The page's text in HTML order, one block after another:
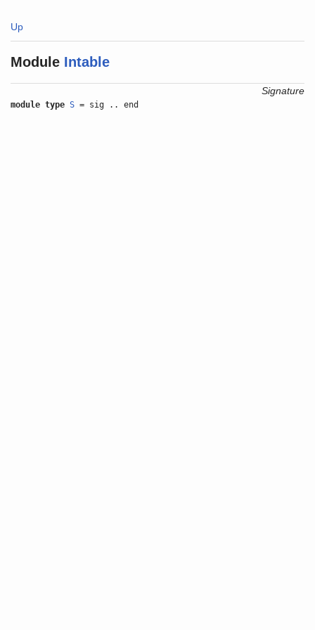
Up
Module Intable
Signature
module type S = sig .. end